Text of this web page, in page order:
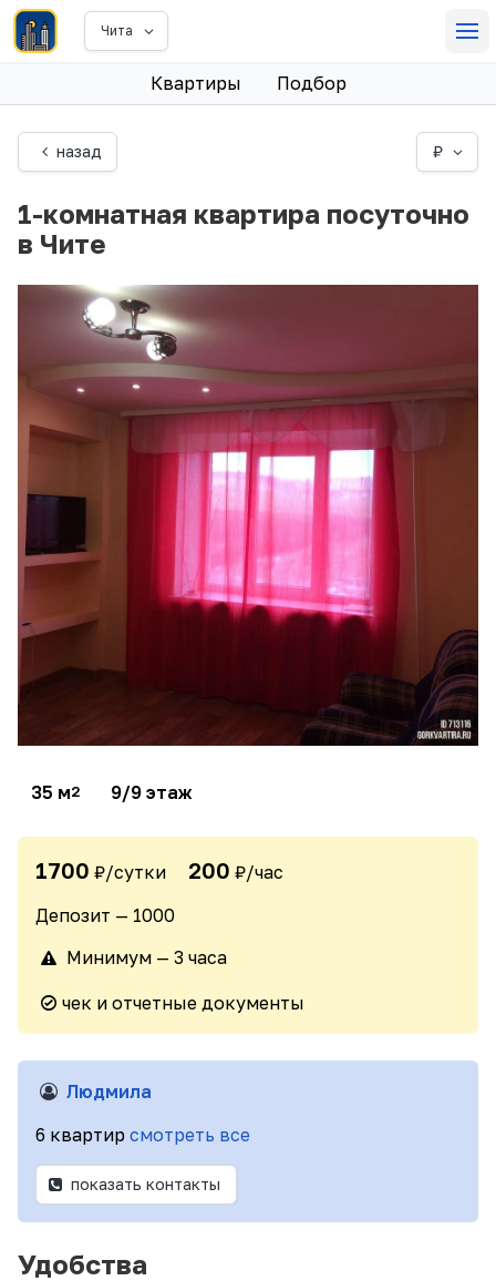
Чита
Квартиры Подбор
назад ₽
1-комнатная квартира посуточно
в Чите
35 м2 9/9 этаж
1700 ₽/сутки 200 ₽/час
Депозит — 1000
Минимум — 3 часа
чек и отчетные документы
Людмила
6 квартир смотреть все
показать контакты
Удобства